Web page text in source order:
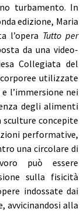
turbamento. In
edizione, Maria
l’opera Tutto per
da una video-
Collegiata del
utilizzate
l’immersione nei
degli alimenti
concepite
performative,
una circolare di
può essere
sulla fisicità
indossate dai
avvicinandosi alla